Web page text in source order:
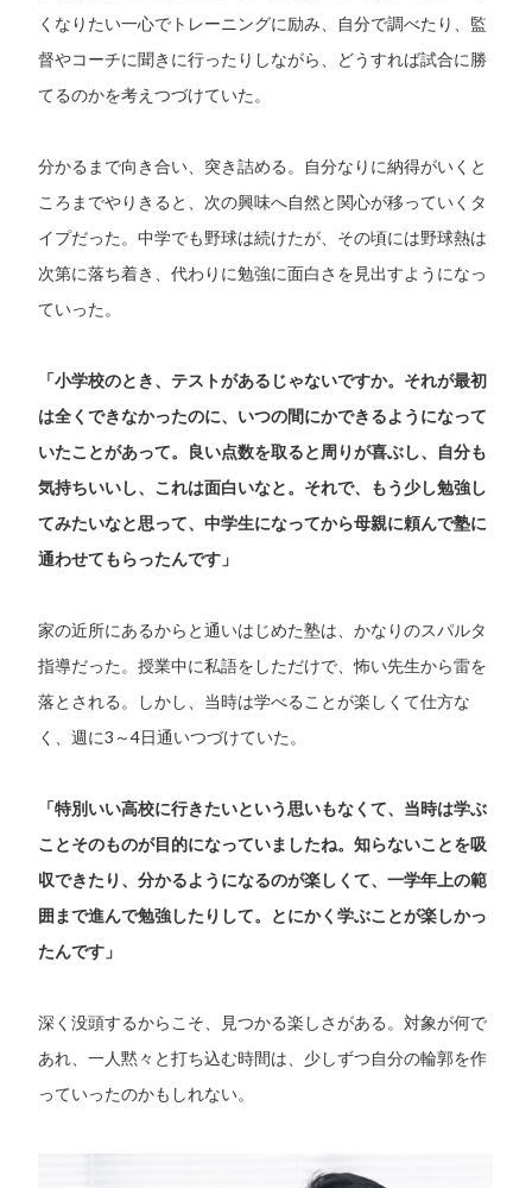
くなりたい一心でトレーニングに励み、自分で調べたり、監
督やコーチに聞きに行ったりしながら、どうすれば試合に勝
てるのかを考えつづけていた。
分かるまで向き合い、突き詰める。自分なりに納得がいくと
ころまでやりきると、次の興味へ自然と関心が移っていくタ
イプだった。中学でも野球は続けたが、その頃には野球熱は
次第に落ち着き、代わりに勉強に面白さを見出すようになっ
ていった。
「小学校のとき、テストがあるじゃないですか。それが最初
は全くできなかったのに、いつの間にかできるようになって
いたことがあって。良い点数を取ると周りが喜ぶし、自分も
気持ちいいし、これは面白いなと。それで、もう少し勉強し
てみたいなと思って、中学生になってから母親に頼んで塾に
通わせてもらったんです」
家の近所にあるからと通いはじめた塾は、かなりのスパルタ
指導だった。授業中に私語をしただけで、怖い先生から雷を
落とされる。しかし、当時は学べることが楽しくて仕方な
く、週に3～4日通いつづけていた。
「特別いい高校に行きたいという思いもなくて、当時は学ぶ
ことそのものが目的になっていましたね。知らないことを吸
収できたり、分かるようになるのが楽しくて、一学年上の範
囲まで進んで勉強したりして。とにかく学ぶことが楽しかっ
たんです」
深く没頭するからこそ、見つかる楽しさがある。対象が何で
あれ、一人黙々と打ち込む時間は、少しずつ自分の輪郭を作
っていったのかもしれない。